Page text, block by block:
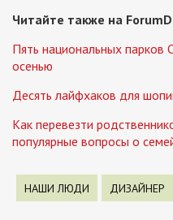
Читайте также на
Пять национальных
осенью
Десять лайфхаков для
Как перевезти
популярные вопросы о
НАШИ ЛЮДИ ДИЗАЙНЕР